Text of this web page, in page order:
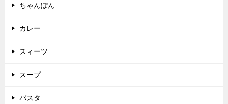
ちゃんぽん
カレー
スィーツ
スープ
パスタ